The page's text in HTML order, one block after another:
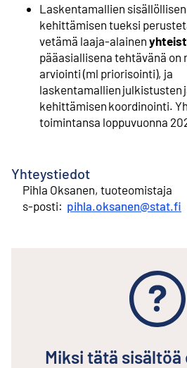
Laskentamallien
kehittämisen tueksi
vetämä laaja-alainen
pääasiallisena tehtävänä on
arviointi (ml priorisointi), ja
laskentamallien julkistusten
kehittämisen koordinointi.
toimintansa loppuvuonna
Yhteystiedot
Pihla Oksanen, tuoteomistaja
⁠s-posti: pihla.oksanen@stat.fi
Miksi tätä sisältöä